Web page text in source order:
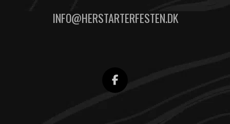
INFO@HERSTARTERFESTEN.DK